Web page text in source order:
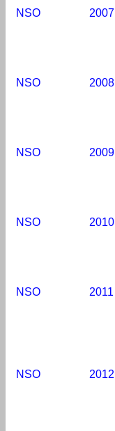
NSO 2007
NSO
2008
NSO
2009
NSO
2010
NSO
2011
NSO
2012